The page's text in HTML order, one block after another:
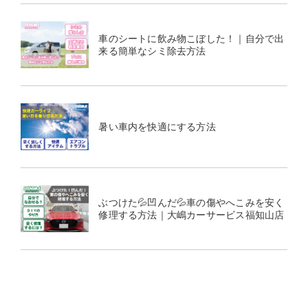
車のシートに飲み物こぼした！｜自分で出
来る簡単なシミ除去方法
暑い車内を快適にする方法
ぶつけた💦凹んだ💦車の傷やへこみを安く
修理する方法｜大嶋カーサービス福知山店